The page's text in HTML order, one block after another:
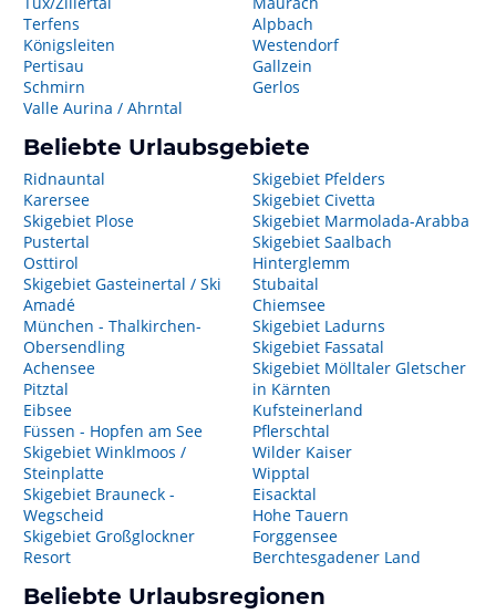
Terfens
Königsleiten
Pertisau
Schmirn
Valle Aurina / Ahrntal
Alpbach
Westendorf
Gallzein
Gerlos
Beliebte Urlaubsgebiete
Ridnauntal
Karersee
Skigebiet Plose
Pustertal
Osttirol
Skigebiet Gasteinertal / Ski
Amadé
München - Thalkirchen-
Obersendling
Achensee
Pitztal
Eibsee
Füssen - Hopfen am See
Skigebiet Winklmoos /
Steinplatte
Skigebiet Brauneck -
Wegscheid
Skigebiet Großglockner
Resort
Skigebiet Pfelders
Skigebiet Civetta
Skigebiet Marmolada-Arabba
Skigebiet Saalbach
Hinterglemm
Stubaital
Chiemsee
Skigebiet Ladurns
Skigebiet Fassatal
Skigebiet Mölltaler Gletscher
in Kärnten
Kufsteinerland
Pflerschtal
Wilder Kaiser
Wipptal
Eisacktal
Hohe Tauern
Forggensee
Berchtesgadener Land
Beliebte Urlaubsregionen